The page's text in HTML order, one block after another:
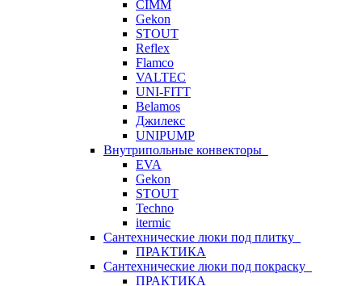
CIMM
Gekon
STOUT
Reflex
Flamco
VALTEC
UNI-FITT
Belamos
Джилекс
UNIPUMP
Внутрипольные конвекторы
EVA
Gekon
STOUT
Techno
itermic
Сантехнические люки под плитку
ПРАКТИКА
Сантехнические люки под покраску
ПРАКТИКА